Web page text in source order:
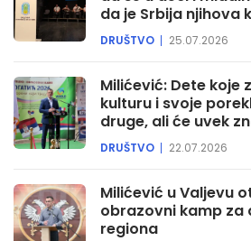
da je Srbija njihova
DRUŠTVO 25.07.2026
Milićević: Dete koje
kulturu i svoje
druge, ali će uvek
DRUŠTVO 22.07.2026
Milićević u Valjevu
obrazovni kamp za
regiona